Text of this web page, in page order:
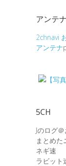
アンテ
2chnavi
アンテナ
5CH
Jのログ
まとめた
ネギ速
ラビット